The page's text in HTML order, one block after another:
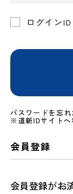
ログイン
パスワードを忘
※道新IDサイトへ
会員登録
会員登録がお